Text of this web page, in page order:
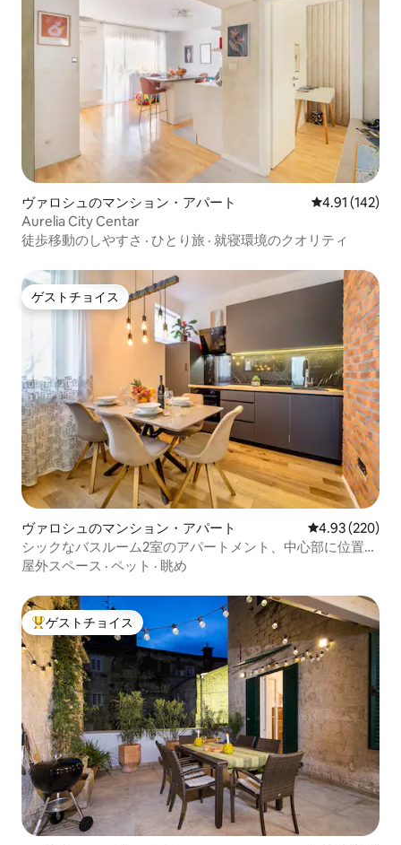
ヴァロシュのマンション・アパート レビュー142
4.91 (142)
Aurelia City Centar
徒歩移動のしやすさ · ひとり旅 · 就寝環境のクオリティ
ゲストチョイス
ゲストチョイス
ヴァロシュのマンション・アパート レビュー220
4.93 (220)
シックなバスルーム2室のアパートメント、中心部に位置。
キーレスエントリー＆駐車場
屋外スペース · ペット · 眺め
大好評のゲストチョイスです。
ゲストチョイス